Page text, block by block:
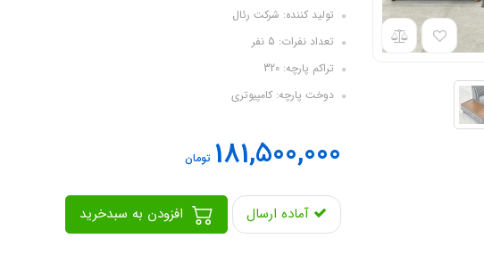
تولید کننده: شرکت رئال
تعداد نفرات: 5 نفر
تراکم پارچه: 320
دوخت پارچه: کامپیوتری
181,500,000 تومان
آماده ارسال